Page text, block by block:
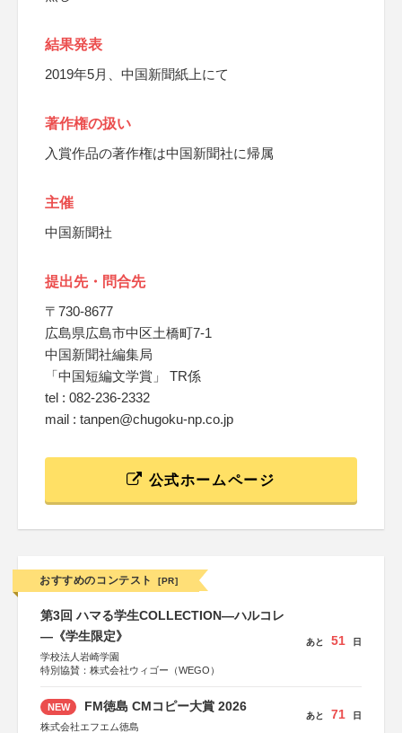
結果発表
2019年5月、中国新聞紙上にて
著作権の扱い
入賞作品の著作権は中国新聞社に帰属
主催
中国新聞社
提出先・問合先
〒730-8677
広島県広島市中区土橋町7-1
中国新聞社編集局
「中国短編文学賞」 TR係
tel : 082-236-2332
mail : tanpen@chugoku-np.co.jp
公式ホームページ
おすすめのコンテスト [PR]
第3回 ハマる学生COLLECTION―ハルコレ
―《学生限定》
学校法人岩崎学園
特別協賛：株式会社ウィゴー（WEGO）
あと 51 日
NEW FM徳島 CMコピー大賞 2026
株式会社エフエム徳島
あと 71 日